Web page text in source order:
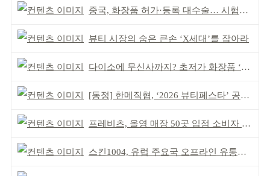
중국, 화장품 허가·등록 대수술… 시험자료 공용 허용
뷰티 시장의 숨은 큰손 ‘X세대’를 잡아라
다이소에 무신사까지? 초저가 화장품 ‘전성시대’
[동정] 한메직협, ‘2026 뷰티페스타’ 공동 주최
프레비츠, 올영 매장 50곳 입점 소비자 접점 강화
스킨1004, 유럽 주요국 오프라인 유통망 확대